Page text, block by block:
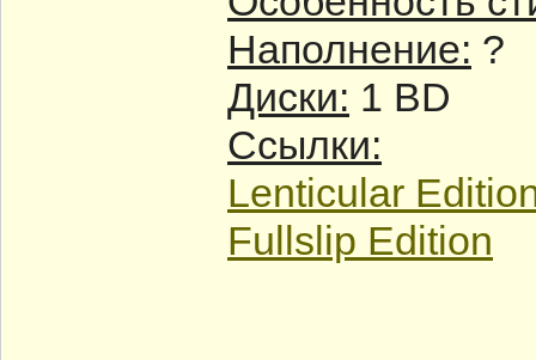
Наполнение: ?
Диски: 1 BD
Ссылки:
Lenticular
Fullslip Edition